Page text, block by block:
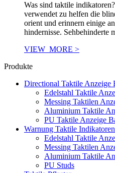
Was sind taktile
verwendet zu helfen die
orient und erinnern einige
hindernisse. Sehbehinderte
VIEW_MORE >
Produkte
Directional Taktile Anzeige
Edelstahl Taktile
Messing Taktilen
Aluminium Taktile
PU Taktile Anzeige
Warnung Taktile
Edelstahl Taktile
Messing Taktilen
Aluminium Taktile
PU Studs